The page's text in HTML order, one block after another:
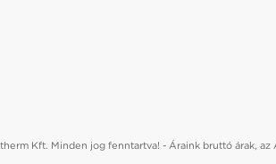
Kft. Minden jog fenntartva! - Áraink bruttó árak, az